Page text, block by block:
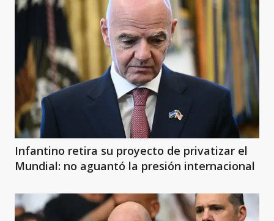
Infantino retira su proyecto de privatizar el
Mundial: no aguantó la presión internacional